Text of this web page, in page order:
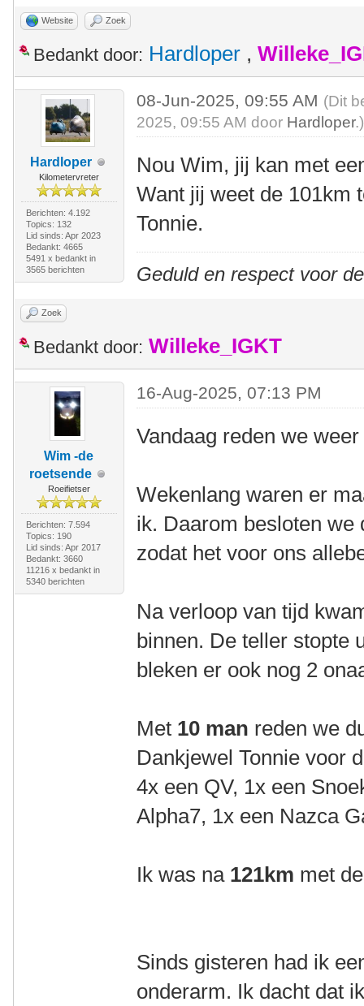
Website Zoek
Bedankt door: Hardloper ,
Hardloper
Kilometervreter
Berichten: 4.192
Topics: 132
Lid sinds: Apr 2023
Bedankt: 4665
5491 x bedankt in
3565 berichten
08-Jun-2025, 09:55 AM (Dit
2025, 09:55 AM door Hardloper.)
Nou Wim, jij kan met
Want jij weet de 101km
Tonnie.
Geduld en respect voor
Zoek
Bedankt door: Willeke_IGKT
Wim -de
roetsende
Roeifietser
Berichten: 7.594
Topics: 190
Lid sinds: Apr 2017
Bedankt: 3660
11216 x bedankt in
5340 berichten
16-Aug-2025, 07:13 PM
Vandaag reden we
Wekenlang waren er
ik. Daarom besloten we
zodat het voor ons
Na verloop van tijd
binnen. De teller stopte
bleken er ook nog 2
Met 10 man reden we
Dankjewel Tonnie voor
4x een QV, 1x een
Alpha7, 1x een Nazca
Ik was na 121km met
Sinds gisteren had ik
onderarm. Ik dacht dat